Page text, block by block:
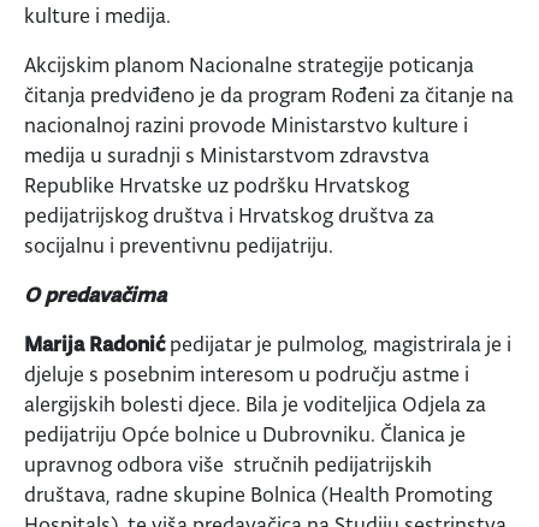
kulture i medija.
Akcijskim planom Nacionalne strategije poticanja
čitanja predviđeno je da program Rođeni za čitanje na
nacionalnoj razini provode Ministarstvo kulture i
medija u suradnji s Ministarstvom zdravstva
Republike Hrvatske uz podršku Hrvatskog
pedijatrijskog društva i Hrvatskog društva za
socijalnu i preventivnu pedijatriju.
O predavačima
Marija Radonićpedijatar je pulmolog, magistrirala je i
djeluje s posebnim interesom u području astme i
alergijskih bolesti djece. Bila je voditeljica Odjela za
pedijatriju Opće bolnice u Dubrovniku. Članica je
upravnog odbora više stručnih pedijatrijskih
društava, radne skupine Bolnica (Health Promoting